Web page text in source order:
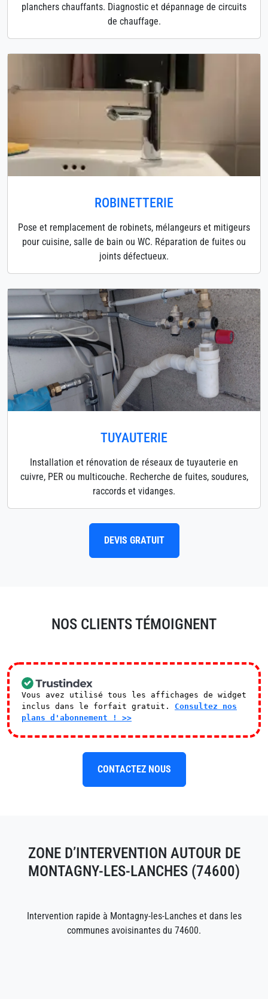
planchers chauffants. Diagnostic et dépannage de circuits
de chauffage.
ROBINETTERIE
Pose et remplacement de robinets, mélangeurs et mitigeurs
pour cuisine, salle de bain ou WC. Réparation de fuites ou
joints défectueux.
TUYAUTERIE
Installation et rénovation de réseaux de tuyauterie en
cuivre, PER ou multicouche. Recherche de fuites, soudures,
raccords et vidanges.
DEVIS GRATUIT
NOS CLIENTS TÉMOIGNENT
Vous avez utilisé tous les affichages de widget
inclus dans le forfait gratuit. Consultez nos
plans d'abonnement ! >>
CONTACTEZ NOUS
ZONE D’INTERVENTION AUTOUR DE
MONTAGNY-LES-LANCHES (74600)
Intervention rapide à Montagny-les-Lanches et dans les
communes avoisinantes du 74600.